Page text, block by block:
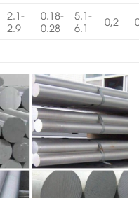
2.1-
2.9
0.18-
0.28
5.1-
6.1
0,2